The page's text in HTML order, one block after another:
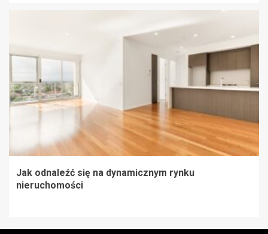
Jak odnaleźć się na dynamicznym rynku
nieruchomości